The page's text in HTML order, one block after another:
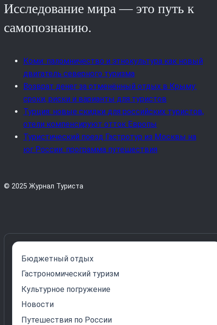
Исследование мира — это путь к
самопознанию.
Коми: паломничество и этнокультура как новый
двигатель северного туризма
Возврат денег за отменённый отдых в Крыму:
сроки, риски и варианты для туристов
Турция: новые скидки для российских туристов,
отели компенсируют отток Европы
Туристический поезд Гастротур из Москвы на
юг России: программа путешествия
© 2025 Журнал Туриста
Бюджетный отдых
Гастрономический туризм
Культурное погружение
Новости
Путешествия по России